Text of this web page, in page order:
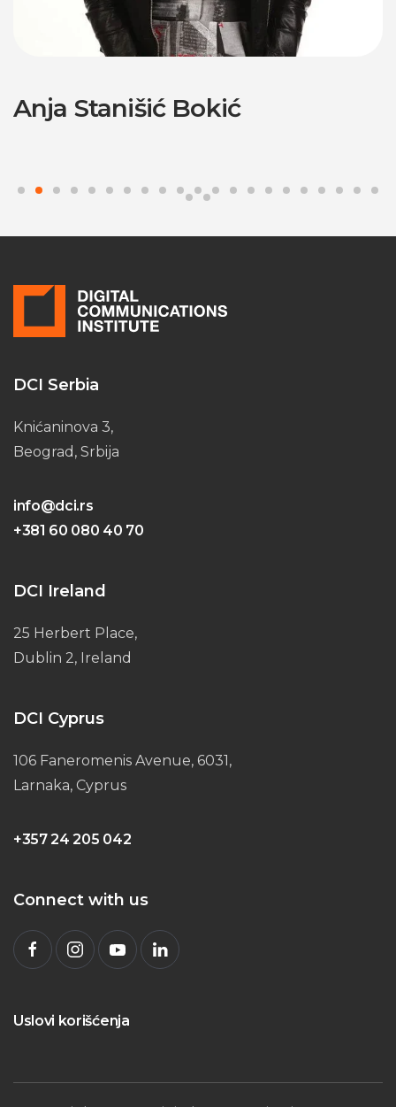
Anja Stanišić Bokić
DCI Serbia
Knićaninova 3,
Beograd, Srbija
info@dci.rs
+381 60 080 40 70
DCI Ireland
25 Herbert Place,
Dublin 2, Ireland
DCI Cyprus
106 Faneromenis Avenue, 6031,
Larnaka, Cyprus
+357 24 205 042
Connect with us
Uslovi korišćenja